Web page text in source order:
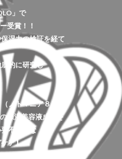
」で
受賞！！
湿力の検証を経て
底的に研究し
ノトマニア８）
保湿美容液成分を
不可欠な
ケア】